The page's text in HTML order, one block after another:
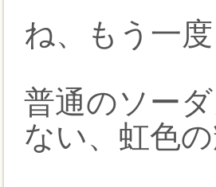
ね、もう一
普通のソー
ない、虹色